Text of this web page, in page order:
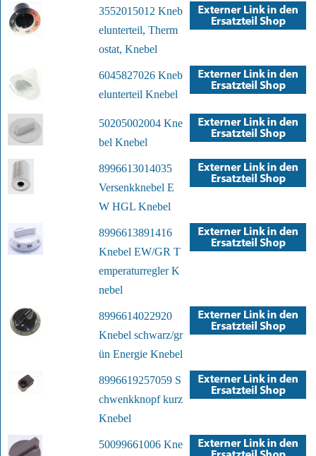
3552015012 Kneb
elunterteil, Therm
ostat, Knebel
6045827026 Kneb
elunterteil Knebel
50205002004 Kne
bel Knebel
8996613014035
Versenkknebel E
W HGL Knebel
8996613891416
Knebel EW/GR T
emperaturregler K
nebel
8996614022920
Knebel schwarz/gr
ün Energie Knebel
8996619257059 S
chwenkknopf kurz
Knebel
50099661006 Kne